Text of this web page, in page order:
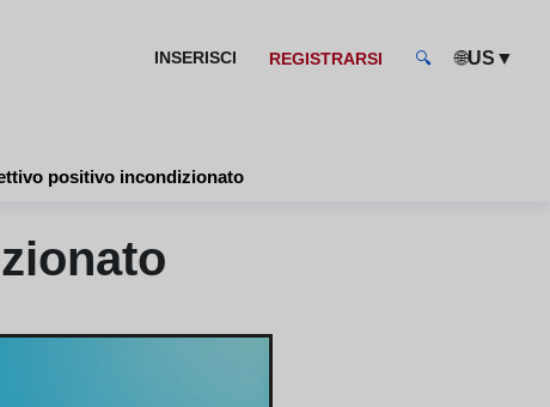
INSERISCI REGISTRARSI 🔍 🌐US ▼
positivo incondizionato